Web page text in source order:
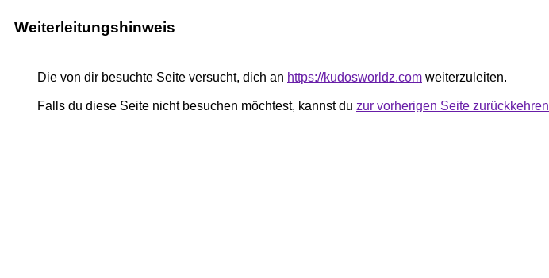
Weiterleitungshinweis
Die von dir besuchte Seite versucht, dich an https://kudosworldz.com weiterzuleiten.
Falls du diese Seite nicht besuchen möchtest, kannst du zur vorherigen Seite zurückkehren